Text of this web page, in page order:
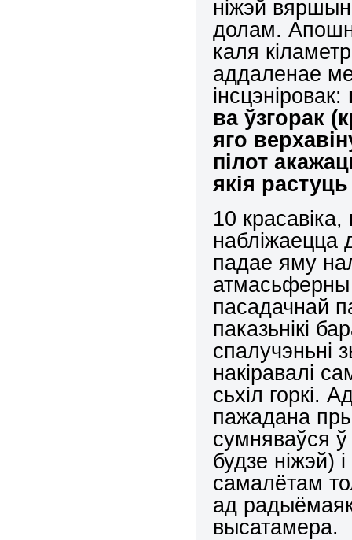
ніжэй
долам.
каля
аддаленае
інсцэніровак:
ва ўзгорак
яго
пілот
якія
10
набліжаецца
падае яму
атмасьферны
пасадачнай
паказьнікі
спалучэньні
накіравалі
сьхіл горкі.
пажадана
сумняваўся
будзе ніжэй)
самалётам
ад
высатамера.